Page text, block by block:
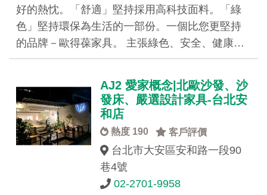
好的熱忱。「舒適」堅持採用高科技面料。「綠
色」堅持環保為生活的一部份。一個比您更堅持
的品牌－歐得葆家具。 主張綠色、安全、健康…
AJ2 愛家概念|北歐沙發、沙
發床、嚴選設計家具-台北安
和店
熱度 190 客戶評價
台北市大安區安和路一段90
巷4號
02-2701-9958